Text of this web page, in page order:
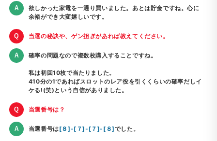
欲しかった家電を一通り買いました。あとは貯金ですね。心に
余裕ができ大変嬉しいです。
当選の秘訣や、ゲン担ぎがあれば教えてください。
確率の問題なので複数枚購入することですね。
私は初回10枚で当たりました。
410分の1であればスロットのレア役を引くくらいの確率だしイ
ケる!(笑)という自信がありました。
当選番号は？
当選番号は[８]-[７]-[７]-[８]でした。